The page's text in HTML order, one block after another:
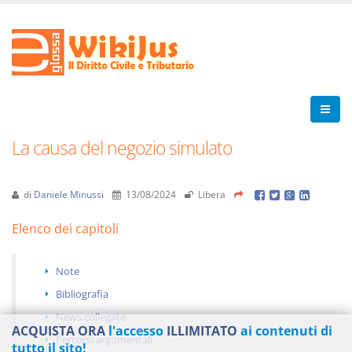
La causa del negozio simulato
di Daniele Minussi 13/08/2024 Libera
Elenco dei capitoli
Note
Bibliografia
News collegate
Percorsi argomentali
ACQUISTA ORA l'accesso ILLIMITATO ai contenuti di
tutto il sito!